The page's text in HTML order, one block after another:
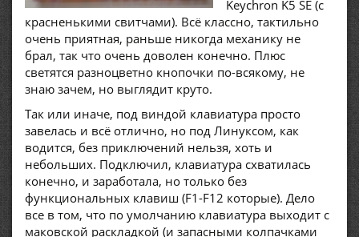
Keychron K5 SE (с
красненькими свитчами). Всё классно, тактильно
очень приятная, раньше никогда механику не
брал, так что очень доволен конечно. Плюс
светятся разноцветно кнопочки по-всякому, не
знаю зачем, но выглядит круто.
Так или иначе, под виндой клавиатура просто
завелась и всё отлично, но под Линуксом, как
водится, без приключений нельзя, хоть и
небольших. Подключил, клавиатура схватилась
конечно, и заработала, но только без
функциональных клавиш (F1-F12 которые). Дело
все в том, что по умолчанию клавиатура выходит с
маковской раскладкой (и запасными колпачками